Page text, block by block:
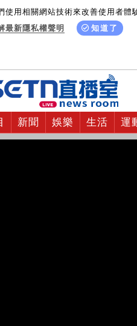
用相關網站技術來改善使用者體
最新隱私權聲明
知道了
新聞 娛樂 生活 運